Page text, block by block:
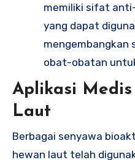
memiliki sifat
yang dapat
mengembangkan
obat-obatan
Aplikasi
Laut
Berbagai senyawa
hewan laut telah